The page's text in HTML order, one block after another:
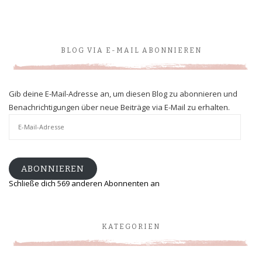
BLOG VIA E-MAIL ABONNIEREN
Gib deine E-Mail-Adresse an, um diesen Blog zu abonnieren und
Benachrichtigungen über neue Beiträge via E-Mail zu erhalten.
ABONNIEREN
Schließe dich 569 anderen Abonnenten an
KATEGORIEN